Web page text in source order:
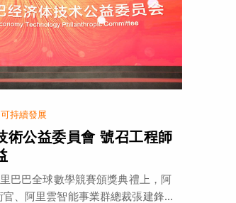
可持續發展
術公益委員會 號召工程師
巴巴全球數學競賽頒獎典禮上，阿
、阿里雲智能事業群總裁張建鋒...